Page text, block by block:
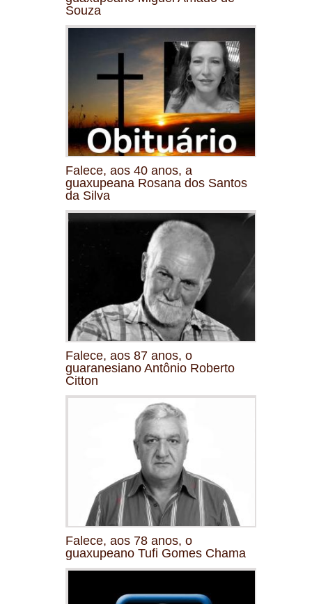
Souza
Falece, aos 40 anos, a
guaxupeana Rosana dos Santos
da Silva
Falece, aos 87 anos, o
guaranesiano Antônio Roberto
Citton
Falece, aos 78 anos, o
guaxupeano Tufi Gomes Chama